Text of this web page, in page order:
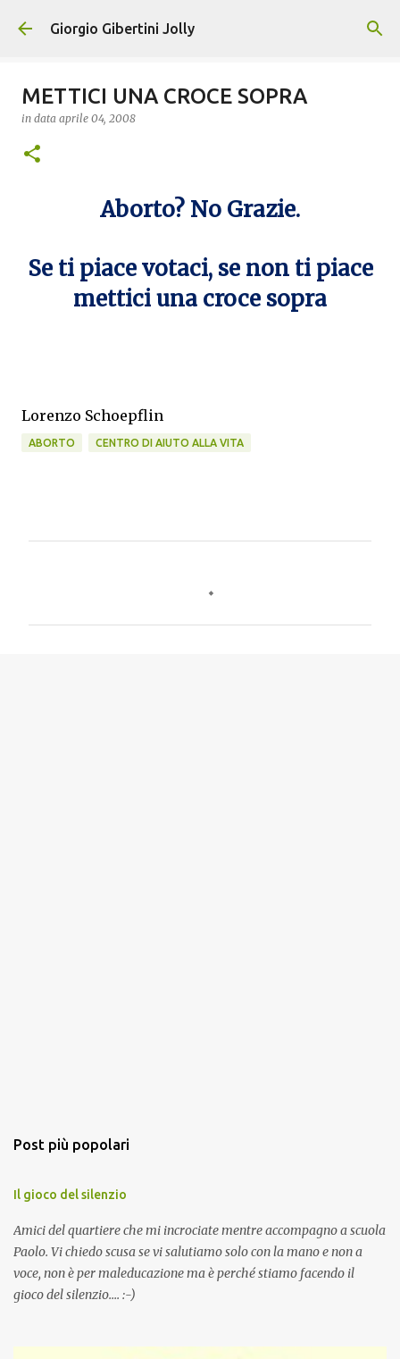
Passa ai contenuti principali
Giorgio Gibertini Jolly
METTICI UNA CROCE SOPRA
in data aprile 04, 2008
Aborto? No Grazie.
Se ti piace votaci, se non ti piace
mettici una croce sopra
Lorenzo Schoepflin
ABORTO CENTRO DI AIUTO ALLA VITA
Post più popolari
Il gioco del silenzio
Amici del quartiere che mi incrociate mentre accompagno a scuola
Paolo. Vi chiedo scusa se vi salutiamo solo con la mano e non a
voce, non è per maleducazione ma è perché stiamo facendo il
gioco del silenzio.... :-)